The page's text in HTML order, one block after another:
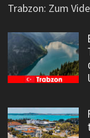
Trabzon: Zum